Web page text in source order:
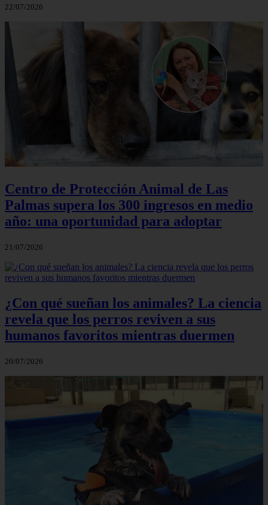
22/07/2026
Centro de Protección Animal de Las
Palmas supera los 300 ingresos en medio
año: una oportunidad para adoptar
21/07/2026
¿Con qué sueñan los animales? La ciencia
revela que los perros reviven a sus
humanos favoritos mientras duermen
20/07/2026